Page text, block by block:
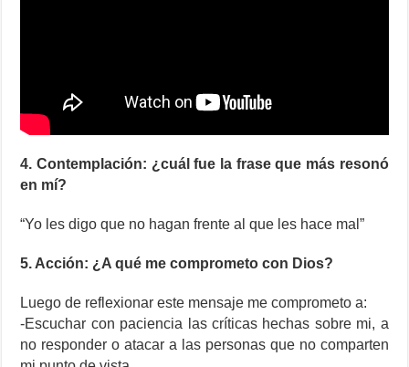
4. Contemplación: ¿cuál fue la frase que más resonó
en mí?
“Yo les digo que no hagan frente al que les hace mal”
5. Acción: ¿A qué me comprometo con Dios?
Luego de reflexionar este mensaje me comprometo a:
-Escuchar con paciencia las críticas hechas sobre mi, a
no responder o atacar a las personas que no comparten